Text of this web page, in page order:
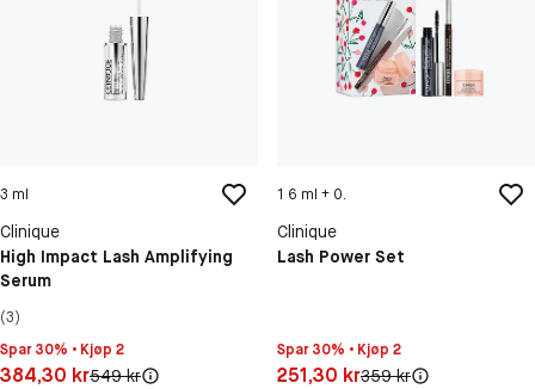
3 ml
Clinique
High Impact Lash Amplifying
Serum
(3)
Spar 30% • Kjøp 2
Pris: 384,30 kr
384,30 krOriginal pris:
549 kr
1 6 ml + 0.
Clinique
Lash Power Set
Spar 30% • Kjøp 2
Pris: 251,30 kr
251,30 krOriginal pris:
359 kr